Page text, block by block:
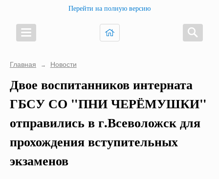
Перейти на полную версию
Главная → Новости
Двое воспитанников интерната
ГБСУ СО "ПНИ ЧЕРЁМУШКИ"
отправились в г.Всеволожск для
прохождения вступительных
экзаменов